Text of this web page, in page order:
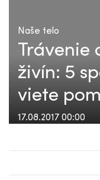
Naše telo
Trávenie
živín: 5
viete
17.08.2017 00:00